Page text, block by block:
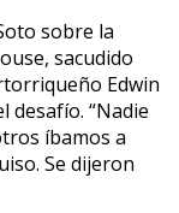
sobre la
sacudido
Edwin
desafío. “Nadie
íbamos a
Se dijeron